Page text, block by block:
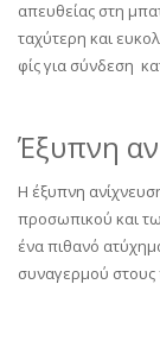
απευθείας στη
ταχύτερη και
φίς για σύνδεση
Έξυπνη
Η έξυπνη
προσωπικού και
ένα πιθανό
συναγερμού